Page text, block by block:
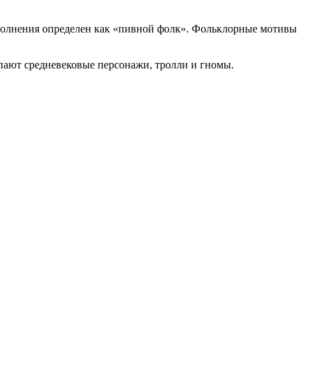
определен как «пивной фолк». Фольклорные мотивы
средневековые персонажи, тролли и гномы.